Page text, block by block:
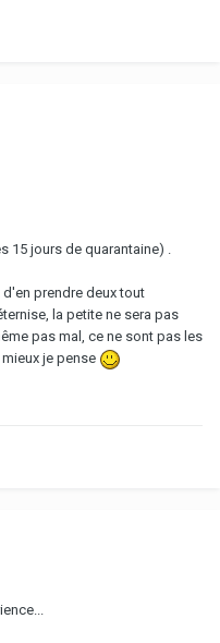
15 jours de quarantaine) .
prendre deux tout
la petite ne sera pas
pas mal, ce ne sont pas les
je pense